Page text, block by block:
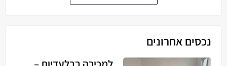
נכסים אחרונים